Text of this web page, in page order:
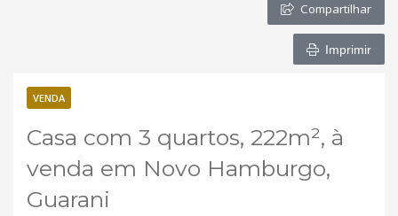
Compartilhar
Imprimir
VENDA
Casa com 3 quartos, 222m², à
venda em Novo Hamburgo,
Guarani